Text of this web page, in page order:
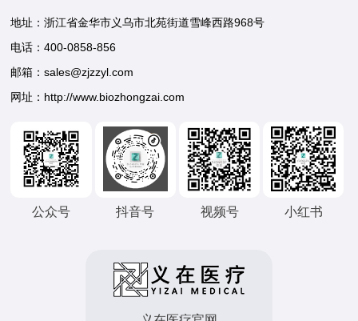
地址：浙江省金华市义乌市北苑街道雪峰西路968号
电话：400-0858-856
邮箱：sales@zjzzyl.com
网址：http://www.biozhongzai.com
公众号 抖音号 视频号 小红书